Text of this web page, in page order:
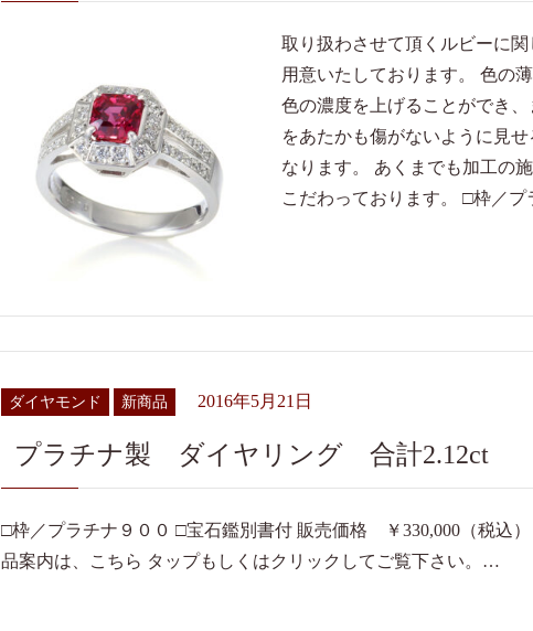
取り扱わさせて頂くルビーに
用意いたしております。 色の
色の濃度を上げることができ
をあたかも傷がないように見
なります。 あくまでも加工の
こだわっております。 □枠／
ダイヤモンド 新商品 2016年5月21日
プラチナ製 ダイヤリング 合計2.12ct
□枠／プラチナ９００ □宝石鑑別書付 販売価格 ￥330,000（税込
品案内は、こちら タップもしくはクリックしてご覧下さい。…